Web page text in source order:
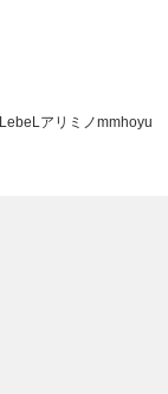
LebeLアリミノmmhoyu